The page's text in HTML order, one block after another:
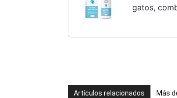
gatos,
Artículos relacionados Más